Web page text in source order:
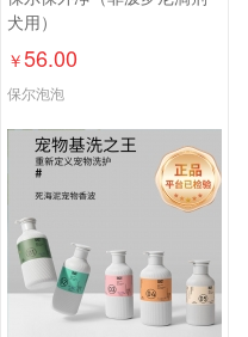
犬用）
￥56.00
保尔泡泡